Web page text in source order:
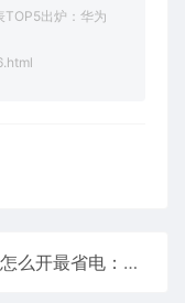
TOP5出炉：华为
空调怎么开最省电：原来空调开到26℃未必最省钱